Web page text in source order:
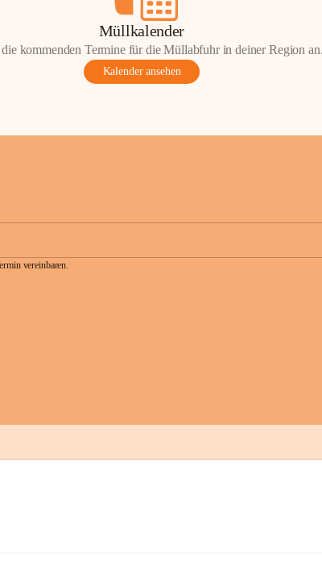
Müllkalender
kommenden Termine für die Müllabfuhr in deiner Region
Kalender ansehen
vereinbaren.